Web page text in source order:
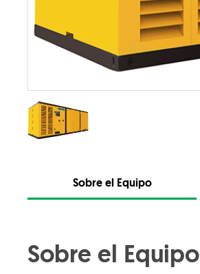
Sobre el Equipo
Sobre el Equipo